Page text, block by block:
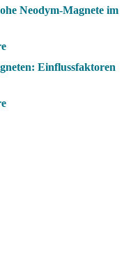
Neodym-Magnete im
Einflussfaktoren